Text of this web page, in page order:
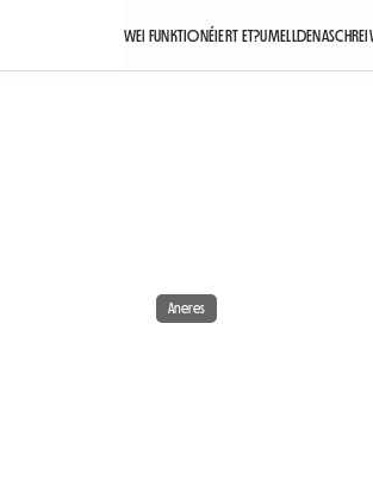
WEI FUNKTIONÉIERT ET?UMELLDEN
Aneres